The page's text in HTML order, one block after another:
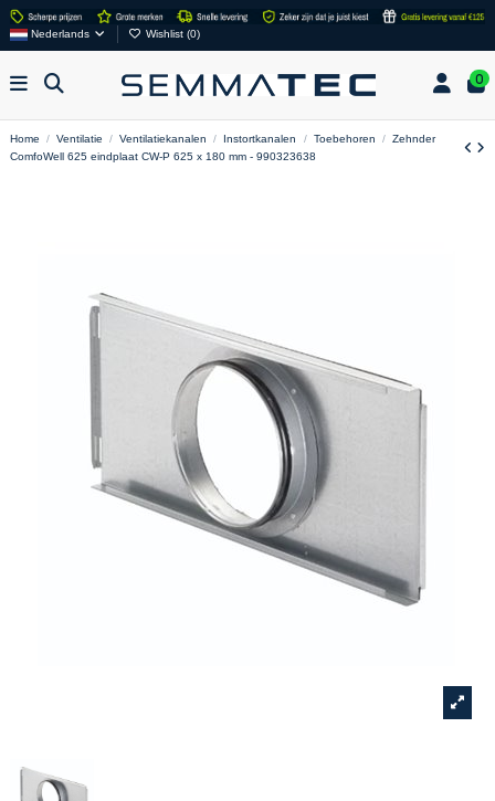
Nederlands Wishlist (0)
0
Home Ventilatie Ventilatiekanalen Instortkanalen Toebehoren
Zehnder
ComfoWell 625 eindplaat CW-P 625 x 180 mm - 990323638